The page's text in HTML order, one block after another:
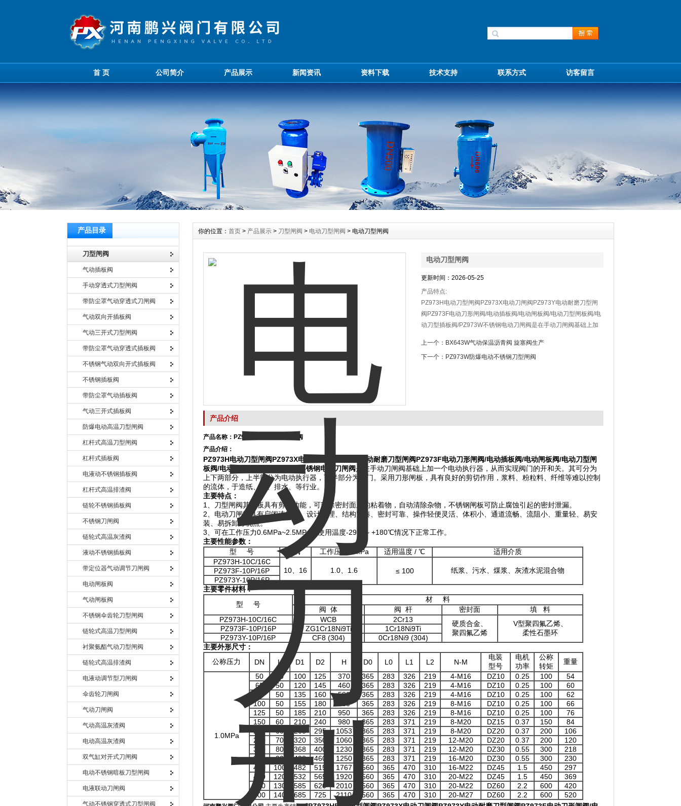
首 页 公司简介 产品展示 新闻资讯 资料下载 技术支持 联系方式 访客留言
产品目录
刀型闸阀
气动插板阀
手动穿透式刀型闸阀
带防尘罩气动穿透式刀闸阀
气动双向开插板阀
气动三开式刀型闸阀
带防尘罩气动穿透式插板阀
不锈钢气动双向开式插板阀
不锈钢插板阀
带防尘罩气动插板阀
气动三开式插板阀
防爆电动高温刀型闸阀
杠杆式高温刀型闸阀
杠杆式插板阀
电液动不锈钢插板阀
杠杆式高温排渣阀
链轮不锈钢插板阀
不锈钢刀闸阀
链轮式高温灰渣阀
液动不锈钢插板阀
带定位器气动调节刀闸阀
电动闸板阀
气动闸板阀
不锈钢伞齿轮刀型闸阀
链轮式高温刀型闸阀
衬聚氨酯气动刀型闸阀
链轮式高温排渣阀
电液动调节型刀闸阀
伞齿轮刀闸阀
气动刀闸阀
气动高温灰渣阀
电动高温灰渣阀
双气缸对开式刀闸阀
电动不锈钢暗板刀型闸阀
电液联动刀闸阀
气动不锈钢穿透式刀型闸阀
你的位置： 首页 > 产品展示 > 刀型闸阀 > 电动刀型闸阀 > 电动刀型闸阀
电动刀型闸阀
更新时间：2026-05-25
产品特点:
PZ973H电动刀型闸阀PZ973X电动刀闸阀PZ973Y电动耐磨刀型闸
阀PZ973F电动刀形闸阀/电动插板阀/电动闸板阀/电动刀型闸板阀/电
动刀型插板阀/PZ973W不锈钢电动刀闸阀是在手动刀闸阀基础上加
半部分为阀门，从而实现阀门的开和关。
上一个： BX643W气动保温沥青阀 旋塞阀生产
下一个： PZ973W防爆电动不锈钢刀型闸阀
产品介绍
产品名称： PZ973H/F/X/Y电动刀闸阀
产品介绍：
PZ973H电动刀型闸阀PZ973X电动刀闸阀 电动耐磨刀型闸阀PZ973F电动刀形闸阀/电动插板阀/电动闸板阀/电动刀型闸
板阀/电动刀型插板阀 不锈钢电动刀闸阀是在手动刀闸阀基础上加一个电动执行器，从而实现阀门的开和关。其可分为
上下两部分，上半部分为电动执行器，下半部分为阀门。采用刀形闸板，具有良好的剪切作用，浆料、粉粒料、纤维等难以控制
的流体，于造纸、、、排水、等行业。
主要特点：
1、刀型闸阀其闸板具有剪切功能，可刮除密封面上的粘着物，自动清除杂物，不锈钢闸板可防止腐蚀引起的密封泄漏。
2、电动刀闸阀具有启闭速度快、设计合理、结构紧凑、密封可靠、操作轻便灵活、体积小、通道流畅、流阻小、重量轻、易安
装、易拆卸等优点。
3、可在工作压力0.6MPa~2.5MPa，使用温度-29℃ ~ +180℃情况下正常工作。
主要性能参数：
型 号
PN 工作压力 / MPa 适用温度 / ℃
适用介质
PZ973H-10C/16C
10、16
1.0、1.6 ≤ 100 纸浆、污水、煤浆、灰渣水泥混合物
PZ973F-10P/16P
PZ973Y-10P/16P
主要零件材料：
型 号
材 料
阀 体
阀 杆 密封面
填 料
PZ973H-10C/16C
WCB 2Cr13
硬质合金、
聚四氟乙烯
V型聚四氟乙烯、
柔性石墨环
PZ973F-10P/16P ZG1Cr18Ni9Ti
1Cr18Ni9Ti
PZ973Y-10P/16P
CF8 (304)
0Cr18Ni9 (304)
主要外形尺寸：
公称压力
DN L D1 D2 H D0 L0 L1 L2 N-M
电装
型号
电机
功率
公称
转矩
重量
1.0MPa
50 50 100 125 370 365 283 326 219 4-M16 DZ10 0.25 100
54
65
50 120 145 460 365 283 326 219 4-M16 DZ10 0.25 100
60
50 135 160 590 365 283 326 219 4-M16 DZ10 0.25 100
62
100
50 155 180 780 365 283 326 219 8-M16 DZ10 0.25 100
66
125
50 185 210 950 365 283 326 219 8-M16 DZ10 0.25 100
76
150
60 210 240 980 365 283 371 219 8-M20 DZ15 0.37 150
84
200
60 265 295 1053 365 283 371 219 8-M20 DZ20 0.37 200
106
250
70 320 350 1060 365 283 371 219 12-M20 DZ20 0.37 200
120
300
80 368 400 1230 365 283 371 219 12-M20 DZ30 0.55 300
218
350
90 428 460 1250 365 283 371 219 16-M20 DZ30 0.55 300
230
400
100 482 515 1767 560 365 470 310 16-M22 DZ45 1.5 450
297
450
120 532 565 1920 560 365 470 310 20-M22 DZ45 1.5 450
369
500
130 585 620 2010 560 365 470 310 20-M22 DZ60 2.2 600
420
600
140 685 725 2110 560 365 470 310 20-M27 DZ60 2.2 600 520